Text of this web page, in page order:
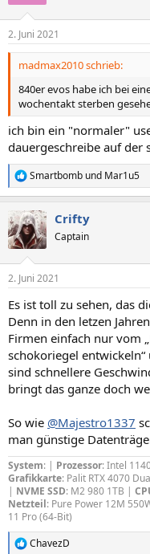
2. Juni 2021
madmax2010 schrieb:
840er evos habe ich bei
wochentakt sterben
ich bin ein "normaler"
dauergeschreibe auf der
R
e
k
t
i
e
:
Smartbomb und Mar1u5
Crifty
Captain
2. Juni 2021
Es ist toll zu sehen, das
Denn in den letzen
Firmen einfach nur vom
schokoriegel entwickeln“
sind schnellere
bringt das ganze doch
So wie @Majestro1337
man günstige
System: | Prozessor: Intel
Grafikkarte: Palit RTX 4070
| NVME SSD: M2 980 1TB |
Netzteil: Pure Power 12M
11 Pro (64-Bit)
R ChavezD